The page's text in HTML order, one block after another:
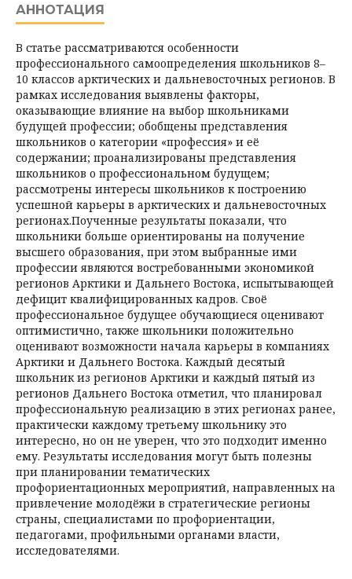
АННОТАЦИЯ
В статье рассматриваются особенности
профессионального самоопределения школьников 8–
10 классов арктических и дальневосточных регионов. В
рамках исследования выявлены факторы,
оказывающие влияние на выбор школьниками
будущей профессии; обобщены представления
школьников о категории «профессия» и её
содержании; проанализированы представления
школьников о профессиональном будущем;
рассмотрены интересы школьников к построению
успешной карьеры в арктических и дальневосточных
регионах.Поученные результаты показали, что
школьники больше ориентированы на получение
высшего образования, при этом выбранные ими
профессии являются востребованными экономикой
регионов Арктики и Дальнего Востока, испытывающей
дефицит квалифицированных кадров. Своё
профессиональное будущее обучающиеся оценивают
оптимистично, также школьники положительно
оценивают возможности начала карьеры в компаниях
Арктики и Дальнего Востока. Каждый десятый
школьник из регионов Арктики и каждый пятый из
регионов Дальнего Востока отметил, что планировал
профессиональную реализацию в этих регионах ранее,
практически каждому третьему школьнику это
интересно, но он не уверен, что это подходит именно
ему. Результаты исследования могут быть полезны
при планировании тематических
профориентационных мероприятий, направленных на
привлечение молодёжи в стратегические регионы
страны, специалистами по профориентации,
педагогами, профильными органами власти,
исследователями.